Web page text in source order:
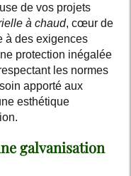
de vos projets
à chaud, cœur de
à des exigences
protection inégalée
les normes
apporté aux
esthétique
galvanisation